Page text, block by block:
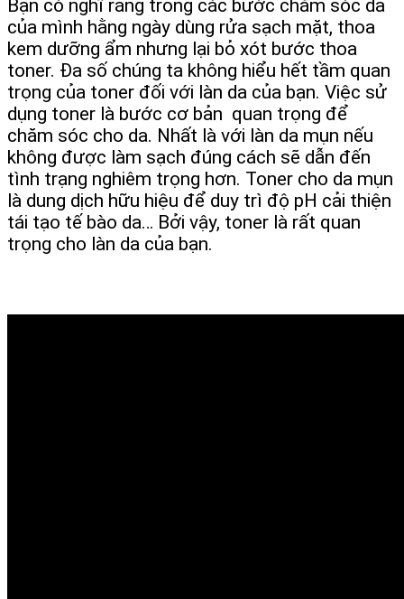
Bạn có nghĩ rằng trong các bước chăm sóc da
của mình hằng ngày dùng rửa sạch mặt, thoa
kem dưỡng ẩm nhưng lại bỏ xót bước thoa
toner. Đa số chúng ta không hiểu hết tầm quan
trọng của toner đối với làn da của bạn. Việc sử
dụng toner là bước cơ bản quan trọng để
chăm sóc cho da. Nhất là với làn da mụn nếu
không được làm sạch đúng cách sẽ dẫn đến
tình trạng nghiêm trọng hơn. Toner cho da mụn
là dung dịch hữu hiệu để duy trì độ pH cải thiện
tái tạo tế bào da… Bởi vậy, toner là rất quan
trọng cho làn da của bạn.